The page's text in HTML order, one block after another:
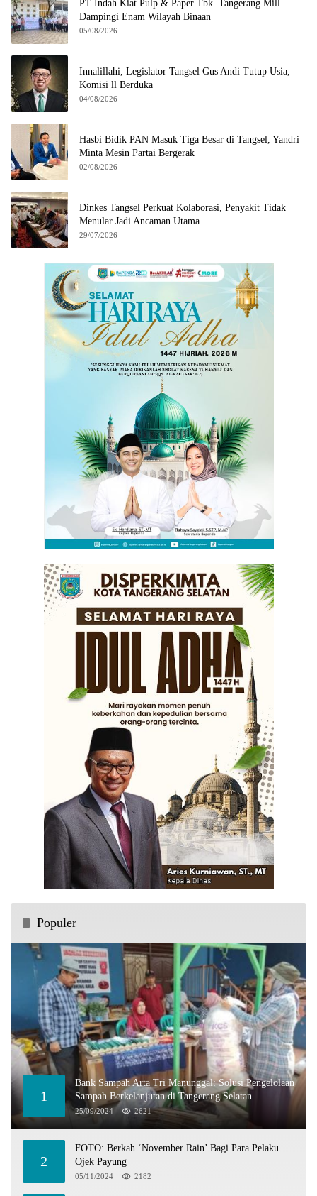
PT Indah Kiat Pulp & Paper Tbk. Tangerang Mill
Dampingi Enam Wilayah Binaan
05/08/2026
Innalillahi, Legislator Tangsel Gus Andi Tutup Usia,
Komisi ll Berduka
04/08/2026
Hasbi Bidik PAN Masuk Tiga Besar di Tangsel, Yandri
Minta Mesin Partai Bergerak
02/08/2026
Dinkes Tangsel Perkuat Kolaborasi, Penyakit Tidak
Menular Jadi Ancaman Utama
29/07/2026
Populer
1
Bank Sampah Arta Tri Manunggal: Solusi Pengelolaan
Sampah Berkelanjutan di Tangerang Selatan
25/09/2024 2621
2
FOTO: Berkah ‘November Rain’ Bagi Para Pelaku
Ojek Payung
05/11/2024 2182